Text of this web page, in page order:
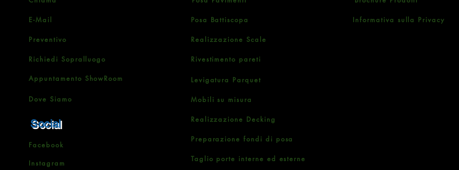
E-Mail
Preventivo
Appuntamento ShowRoom
Richiedi Sopralluogo
Dove Siamo
Social
Facebook
Instagram
Posa Battiscopa
Realizzazione Scale
Rivestimento pareti
Levigatura Parquet
Mobili su misura
Realizzazione Decking
Preparazione fondi di posa
Taglio porte interne ed esterne
Informativa sulla Privacy